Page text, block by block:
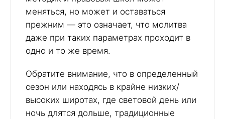
меняться, но может и оставаться
прежним — это означает, что молитва
даже при таких параметрах проходит в
одно и то же время.
Обратите внимание, что в определенный
сезон или находясь в крайне низких/
высоких широтах, где световой день или
ночь длятся дольше, традиционные